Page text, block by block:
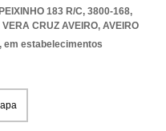
183 R/C, 3800-168,
CRUZ AVEIRO, AVEIRO
em estabelecimentos